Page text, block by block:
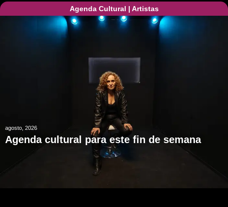
Agenda Cultural | Artistas
agosto, 2026
Agenda cultural para este fin de semana